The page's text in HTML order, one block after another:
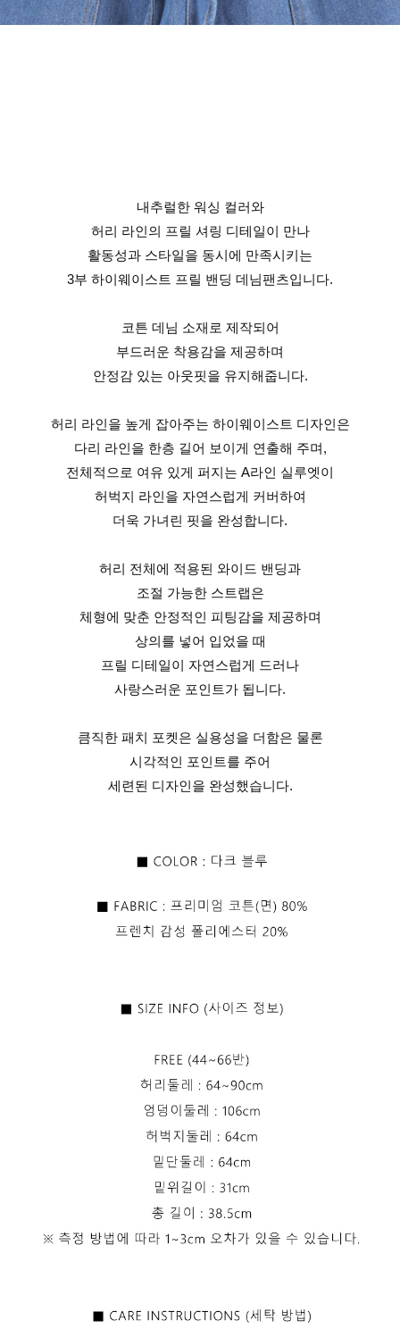
내추럴한 워싱 컬러와
허리 라인의 프릴 셔링 디테일이 만나
활동성과 스타일을 동시에 만족시키는
3부 하이웨이스트 프릴 밴딩 데님팬츠입니다.
코튼 데님 소재로 제작되어
부드러운 착용감을 제공하며
안정감 있는 아웃핏을 유지해줍니다.
허리 라인을 높게 잡아주는 하이웨이스트 디자인은
다리 라인을 한층 길어 보이게 연출해 주며,
전체적으로 여유 있게 퍼지는 A라인 실루엣이
허벅지 라인을 자연스럽게 커버하여
더욱 가녀린 핏을 완성합니다.
허리 전체에 적용된 와이드 밴딩과
조절 가능한 스트랩은
체형에 맞춘 안정적인 피팅감을 제공하며
상의를 넣어 입었을 때
프릴 디테일이 자연스럽게 드러나
사랑스러운 포인트가 됩니다.
큼직한 패치 포켓은 실용성을 더함은 물론
시각적인 포인트를 주어